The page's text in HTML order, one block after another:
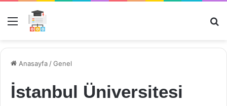
Menü
Anasayfa /Genel
İstanbul Üniversitesi